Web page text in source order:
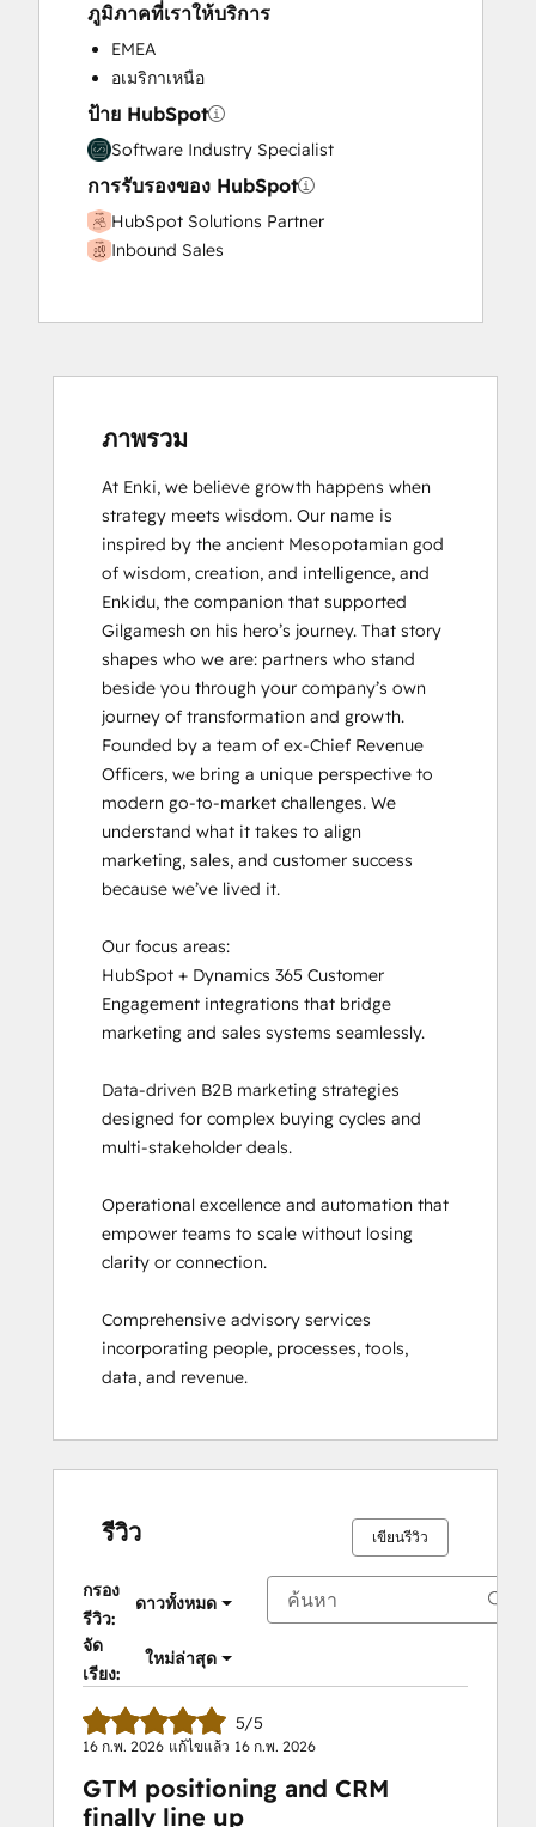
Social Media
Video Production
Website Design
Website Migration
ภูมิภาคที่เราให้บริการ
EMEA
อเมริกาเหนือ
ป้าย HubSpot
Software Industry Specialist
การรับรองของ HubSpot
HubSpot Solutions Partner
Inbound Sales
ภาพรวม
At Enki, we believe growth happens when
strategy meets wisdom. Our name is
inspired by the ancient Mesopotamian god
of wisdom, creation, and intelligence, and
Enkidu, the companion that supported
Gilgamesh on his hero’s journey. That story
shapes who we are: partners who stand
beside you through your company’s own
journey of transformation and growth.
Founded by a team of ex-Chief Revenue
Officers, we bring a unique perspective to
modern go-to-market challenges. We
understand what it takes to align
marketing, sales, and customer success
because we’ve lived it.
Our focus areas:
HubSpot + Dynamics 365 Customer
Engagement integrations that bridge
marketing and sales systems seamlessly.
Data-driven B2B marketing strategies
designed for complex buying cycles and
multi-stakeholder deals.
Operational excellence and automation that
empower teams to scale without losing
clarity or connection.
Comprehensive advisory services
incorporating people, processes, tools,
data, and revenue.
รีวิว เขียนรีวิว
กรอง
รีวิว:
ดาวทั้งหมด
จัด
เรียง:
ใหม่ล่าสุด
5/5
16 ก.พ. 2026 แก้ไขแล้ว 16 ก.พ. 2026
GTM positioning and CRM
finally line up